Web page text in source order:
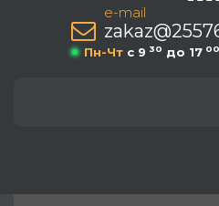
e-mail
Пн-Чт c 9 30 до 17 00